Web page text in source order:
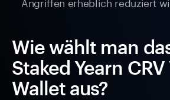
Wie wählt man
Staked Yearn
Wallet aus?